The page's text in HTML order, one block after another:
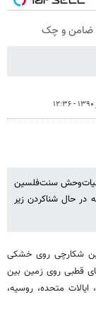
حیات‌وحش سنت‌فلسین
در حال شناکردن زیر
شکارچی روی خشکی
قطبی روی زمین بین
ایالات متحده، روسیه،